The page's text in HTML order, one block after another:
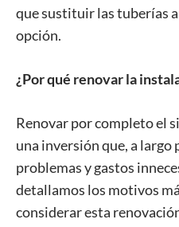
que sustituir las tuberías
opción.
¿Por qué renovar la
Renovar por completo el
una inversión que, a
problemas y gastos
detallamos los motivos
considerar esta